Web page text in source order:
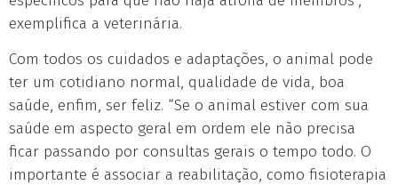
exemplifica a veterinária.
Com todos os cuidados e adaptações, o animal pode
ter um cotidiano normal, qualidade de vida, boa
saúde, enfim, ser feliz. “Se o animal estiver com sua
saúde em aspecto geral em ordem ele não precisa
ficar passando por consultas gerais o tempo todo. O
importante é associar a reabilitação, como fisioterapia